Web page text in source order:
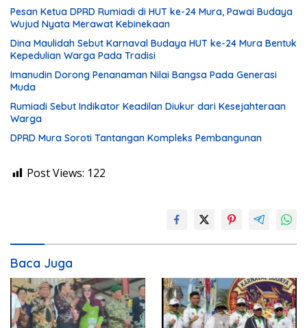
Pesan Ketua DPRD Rumiadi di HUT ke-24 Mura, Pawai Budaya
Wujud Nyata Merawat Kebinekaan
Dina Maulidah Sebut Karnaval Budaya HUT ke-24 Mura Bentuk
Kepedulian Warga Pada Tradisi
Imanudin Dorong Penanaman Nilai Bangsa Pada Generasi
Muda
Rumiadi Sebut Indikator Keadilan Diukur dari Kesejahteraan
Warga
DPRD Mura Soroti Tantangan Kompleks Pembangunan
Post Views: 122
Baca Juga